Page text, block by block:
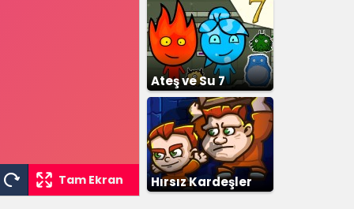
Tam Ekran
Ateş ve Su 7
Hırsız Kardeşler